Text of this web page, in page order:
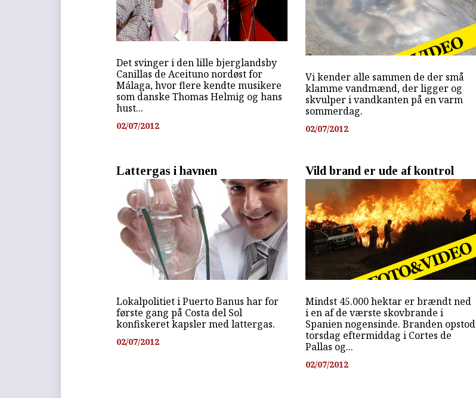
Det svinger i den lille bjerglandsby
Canillas de Aceituno nordøst for
Málaga, hvor flere kendte musikere
som danske Thomas Helmig og hans
hust...
02/07/2012
Vi kender alle sammen de der små
klamme vandmænd, der ligger og
skvulper i vandkanten på en varm
sommerdag.
02/07/2012
Lattergas i havnen
Lokalpolitiet i Puerto Banus har for
første gang på Costa del Sol
konfiskeret kapsler med lattergas.
02/07/2012
Vild brand er ude af kontrol
Mindst 45.000 hektar er brændt ned
i en af de værste skovbrande i
Spanien nogensinde. Branden opstod
torsdag eftermiddag i Cortes de
Pallas og...
02/07/2012